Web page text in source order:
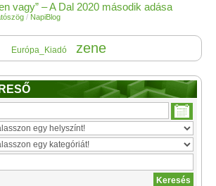
vagy” – A Dal 2020 második adása
/ NapiBlog
Európa_Kiadó zene